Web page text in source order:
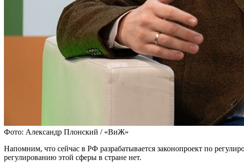
Фото: Александр Плонский / «ВиЖ»
Напомним, что сейчас в РФ разрабатывается законопроект по
регулированию этой сферы в стране нет.